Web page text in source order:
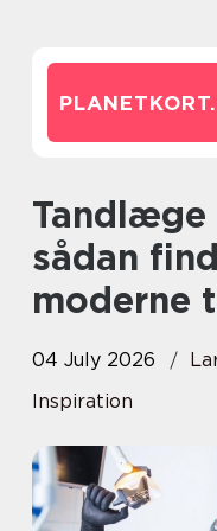
PLANETKORT.
Tandlæge dianalund
sådan
moderne
04 July 2026
Inspiration